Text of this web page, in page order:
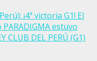
¡4ª victoria G1! El
estuvo
CLUB DEL PERÚ (G1)